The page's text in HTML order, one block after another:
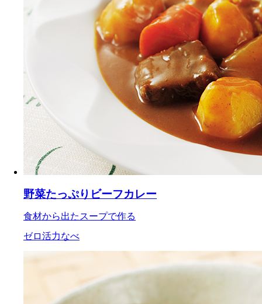
野菜たっぷりビーフカレー
食材から出たスープで作る
ゼロ活力なべ